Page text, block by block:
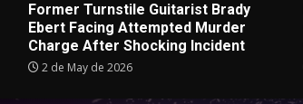
Former Turnstile Guitarist Brady
Ebert Facing Attempted Murder
Charge After Shocking Incident
2 de May de 2026